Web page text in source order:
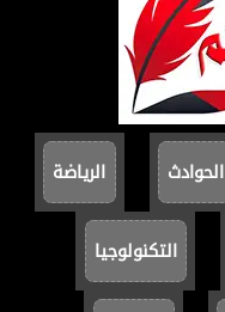
الحوادث الرياضة
التكنولوجيا